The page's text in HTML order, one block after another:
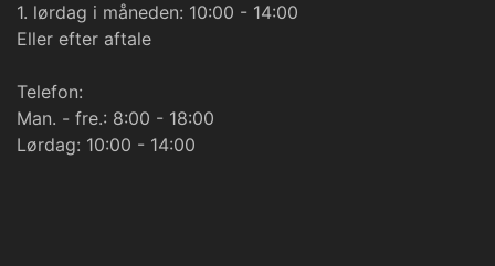
1. lørdag i måneden: 10:00 - 14:00
Eller efter aftale
Telefon:
Man. - fre.: 8:00 - 18:00
Lørdag: 10:00 - 14:00